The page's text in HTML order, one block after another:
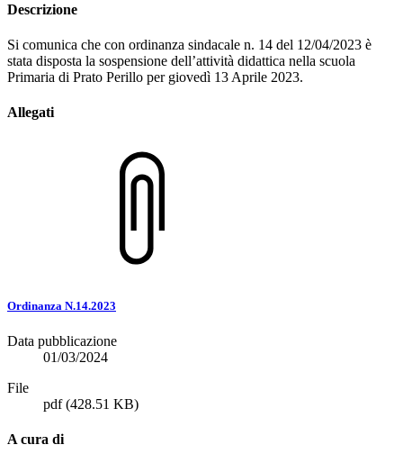
Descrizione
Si comunica che con ordinanza sindacale n. 14 del 12/04/2023 è
stata disposta la sospensione dell’attività didattica nella scuola
Primaria di Prato Perillo per giovedì 13 Aprile 2023.
Allegati
Ordinanza N.14.2023
Data pubblicazione
01/03/2024
File
pdf(428.51 KB)
A cura di